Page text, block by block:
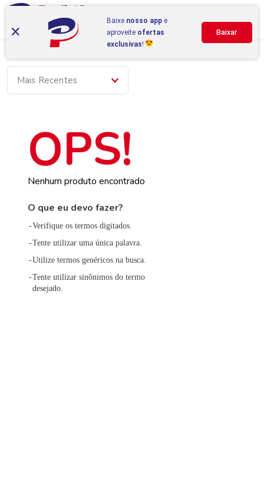
Mais Recentes
Nenhum produto encontrado
O que eu devo fazer?
Verifique os termos digitados.
Tente utilizar uma única palavra.
Utilize termos genéricos na busca.
Tente utilizar sinônimos do termo
desejado.
Baixe nosso app e
aproveite ofertas
exclusivas!
Baixar